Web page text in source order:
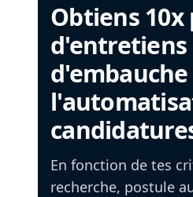
Obtiens 10x
d'entretiens
d'embauche
En fonction de tes
recherche, postule